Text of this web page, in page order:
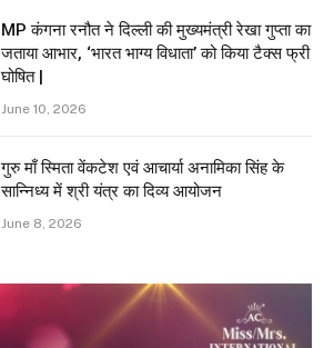
MP कंगना रनौत ने दिल्ली की मुख्यमंत्री रेखा गुप्ता का
जताया आभार, ‘भारत भाग्य विधाता’ को किया टैक्स फ्री
घोषित |
June 10, 2026
गुरु माँ स्मिता वेंकटेश एवं आचार्या अनामिका सिंह के
सान्निध्य में श्री यंत्र का दिव्य आयोजन
June 8, 2026